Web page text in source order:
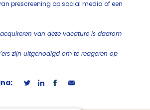
prescreening op social media of een
acquireren van deze vacature is daarom
zijn uitgenodigd om te reageren op